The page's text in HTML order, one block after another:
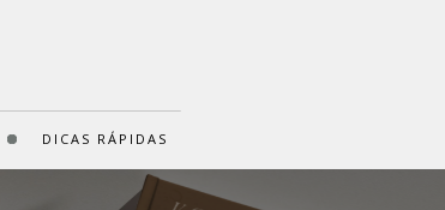
DICAS RÁPIDAS